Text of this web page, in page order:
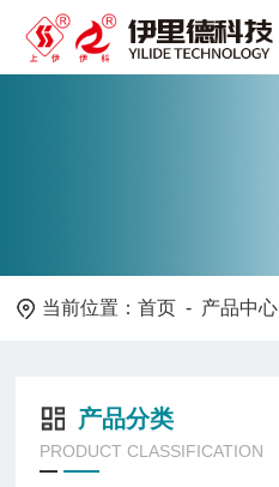
当前位置：首页 - 产品中心
产品分类
PRODUCT CLASSIFICATION